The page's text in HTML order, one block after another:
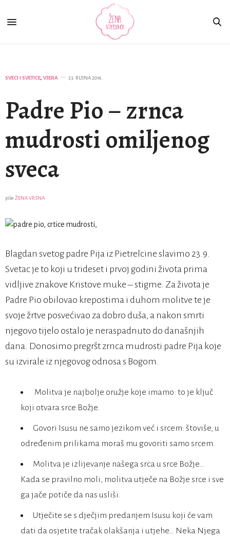
SVECI I SVETICE, VJERA 23. RUJNA 2016.
Padre Pio – zrnca
mudrosti omiljenog
sveca
piše ŽENA VRSNA
Blagdan svetog padre Pija iz Pietrelcine slavimo 23.9.
Svetac je to koji u trideset i prvoj godini života prima
vidljive znakove Kristove muke – stigme. Za života je
Padre Pio obilovao krepostima i duhom molitve te je
svoje žrtve posvećivao za dobro duša, a nakon smrti
njegovo tijelo ostalo je neraspadnuto do današnjih
dana. Donosimo pregršt zrnca mudrosti padre Pija koje
su izvirale iz njegovog odnosa s Bogom.
Molitva je najbolje oružje koje imamo: to je ključ
koji otvara srce Božje.
Govori Isusu ne samo jezikom već i srcem: štoviše, u
određenim prilikama moraš mu govoriti samo srcem.
Molitva je izlijevanje našega srca u srce Božje…
Kada se pravilno moli, molitva utječe na Božje srce i sve
ga jače potiče da nas usliši.
Utječite se s dječjim predanjem Isusu koji će vam
dati da osjetite tračak olakšanja i utjehe… Neka Njega